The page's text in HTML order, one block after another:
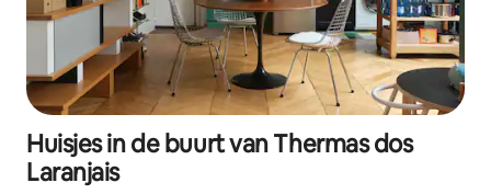
Huisjes in de buurt van Thermas dos
Laranjais